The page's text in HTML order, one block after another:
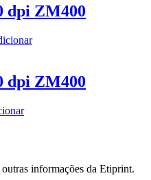
dpi ZM400
dpi ZM400
informações da Etiprint.